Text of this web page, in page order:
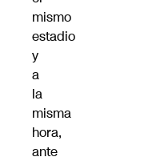
mismo
estadio
y
a
la
misma
hora,
ante